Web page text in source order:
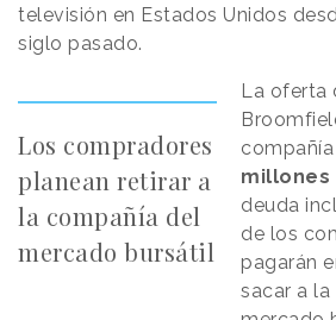
televisión en Estados Unidos
siglo pasado.
Los compradores
planean retirar a
la compañía del
mercado bursátil
La oferta
compañía
millones
deuda
de los
pagarán
sacar a